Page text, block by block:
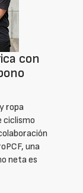
con
ropa
ciclismo
una
neta es